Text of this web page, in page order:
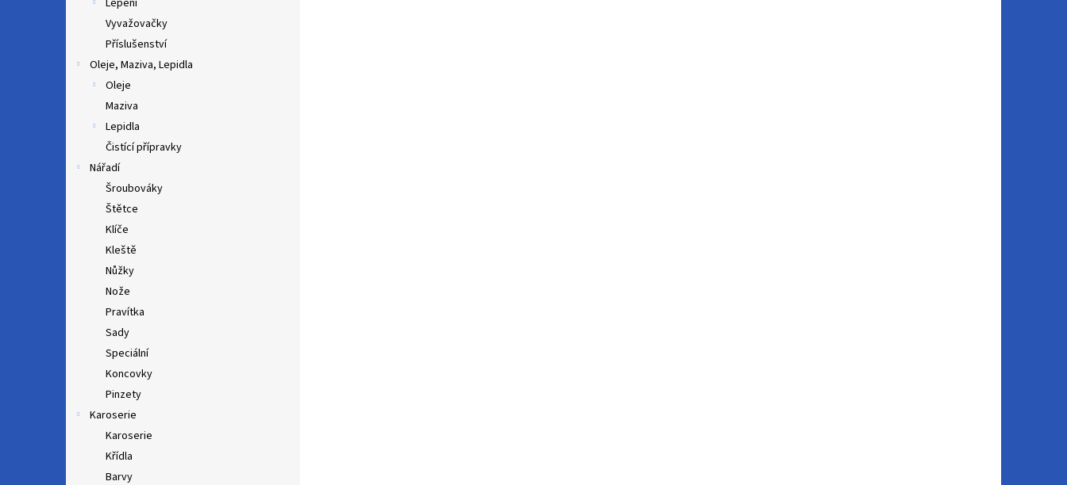
Lepení
Vyvažovačky
Příslušenství
Oleje, Maziva, Lepidla
Oleje
Maziva
Lepidla
Čistící přípravky
Nářadí
Šroubováky
Štětce
Klíče
Kleště
Nůžky
Nože
Pravítka
Sady
Speciální
Koncovky
Pinzety
Karoserie
Karoserie
Křídla
Barvy